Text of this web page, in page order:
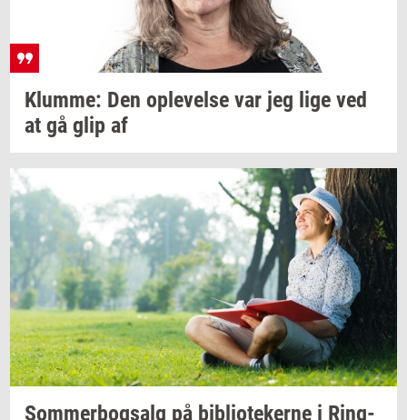
Klum­me: Den op­le­vel­se var jeg lige ved
at gå glip af
Som­mer­bogs­alg på bi­bli­o­te­ker­ne i Ring­